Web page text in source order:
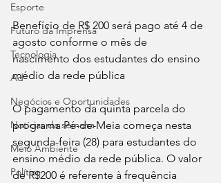
Esporte
Futuro da Imprensa
Tecnologia
Ad
Negócios e Oportunidades
Notícias da semana
Meio Ambiente
Política
Benefício de R$ 200 será pago até 4 de
agosto conforme o mês de
nascimento dos estudantes do ensino
médio da rede pública
O pagamento da quinta parcela do
programa Pé-de-Meia começa nesta
segunda-feira (28) para estudantes do
ensino médio da rede pública. O valor
de R$200 é referente à frequência